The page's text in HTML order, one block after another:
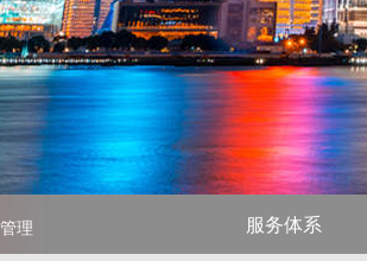
理 服务体系